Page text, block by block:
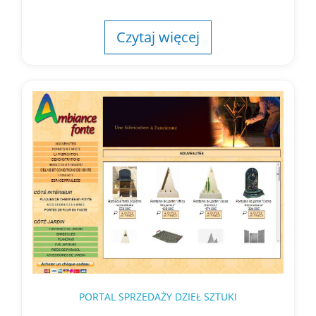
Czytaj więcej
PORTAL SPRZEDAŻY DZIEŁ SZTUKI